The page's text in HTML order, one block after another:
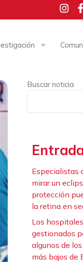
Buscar noticia
Especialistas
mirar un
protección
la retina en
Los
gestionados
algunos de
más bajos de